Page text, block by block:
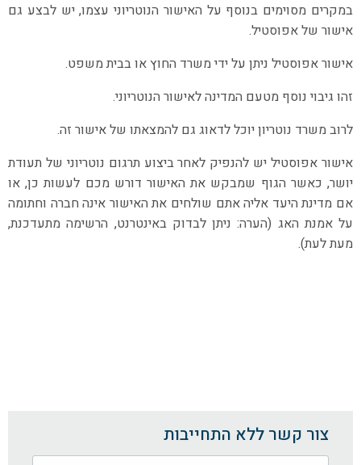
במקרים מסוימים בנוסף על האישור הנוטריוני עצמו, יש לבצע גם
אישור של אפוסטיל.
אישור אפוסטיל ניתן על ידי משרד החוץ או בבית משפט.
זהו גיבוי נוסף מטעם המדינה לאישור הנוטריוני.
לרוב משרד נוטריון יוכל לדאוג גם להמצאתו של אישור זה.
אישור אפוסטיל יש להנפיק לאחר ביצוע תרגום נוטריוני של תעודת
יושר, כאשר הגוף שמבקש את האישור דורש מכם לעשות כן, או
אם מדינת היעד אליה אתם שולחים את האישור אינה חברה וחתומה
על אמנת האג (הערה: ניתן לבדוק באינטרנט, הרשימה מתעדכנת,
מעת לעת).
צור קשר ללא התחייבות